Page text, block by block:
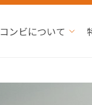
コンビについて